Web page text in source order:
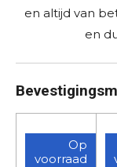
en altijd van
en
Op
voorraad